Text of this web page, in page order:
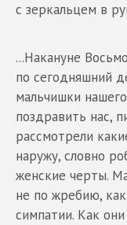
с зеркальцем в
...Накануне
по сегодняшний
мальчишки
поздравить нас,
рассмотрели
наружу, словно
женские черты.
не по жребию,
симпатии. Как